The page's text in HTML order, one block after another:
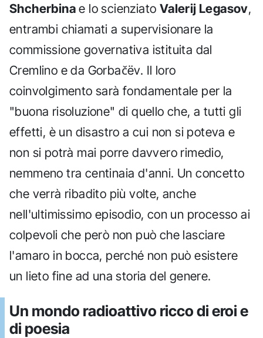
Shcherbina e lo scienziato Valerij Legasov,
entrambi chiamati a supervisionare la
commissione governativa istituita dal
Cremlino e da Gorbačëv. Il loro
coinvolgimento sarà fondamentale per la
"buona risoluzione" di quello che, a tutti gli
effetti, è un disastro a cui non si poteva e
non si potrà mai porre davvero rimedio,
nemmeno tra centinaia d'anni. Un concetto
che verrà ribadito più volte, anche
nell'ultimissimo episodio, con un processo ai
colpevoli che però non può che lasciare
l'amaro in bocca, perché non può esistere
un lieto fine ad una storia del genere.
Un mondo radioattivo ricco di eroi e
di poesia